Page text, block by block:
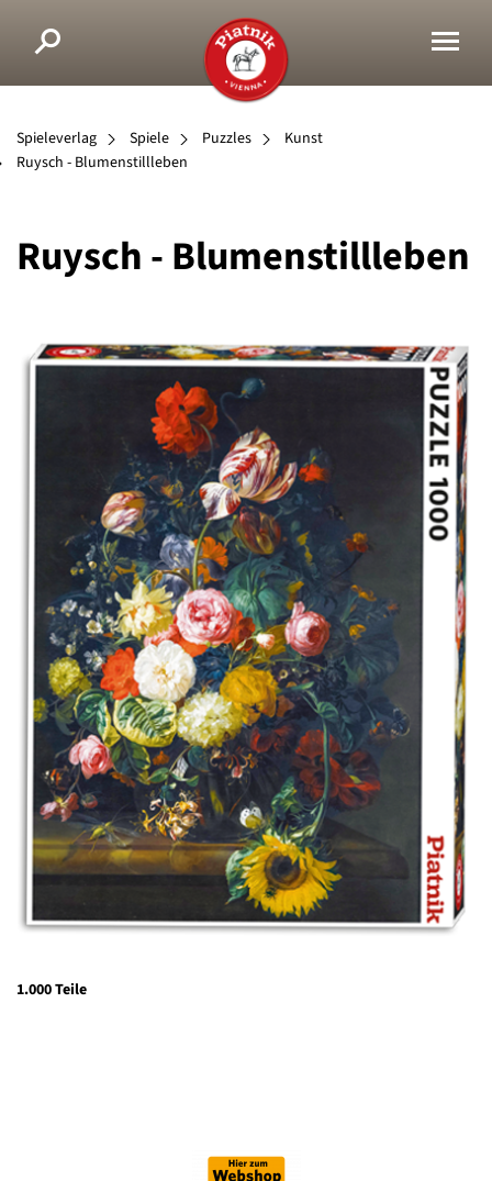
Spieleverlag Spiele Puzzles
Kunst
Ruysch - Blumenstillleben
Ruysch - Blumenstillleben
1.000 Teile